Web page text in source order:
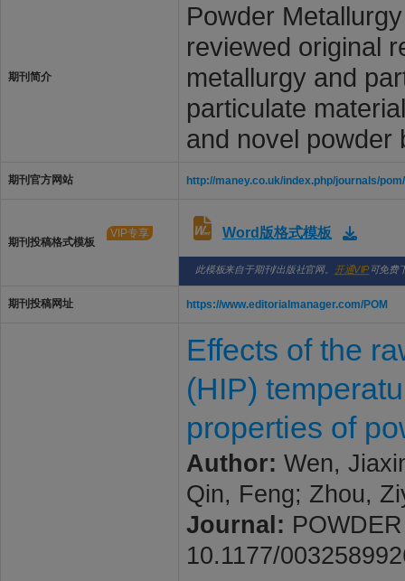
期刊简介
Powder
reviewed original
metallurgy and
particulate
and novel powder
期刊官方网站 http://maney.co.uk/index.php/journals/
期刊投稿格式模板
VIP专享 Word版格式模板
此模板来自于期刊/出版社官网。 开通VIP 可免费
期刊投稿网址 https://www.editorialmanager.com/POM
Effects of the
(HIP)
properties of
Author: Wen,
Qin, Feng; Zhou,
Journal:
10.1177/